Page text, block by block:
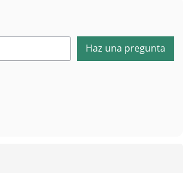
Haz una pregunta